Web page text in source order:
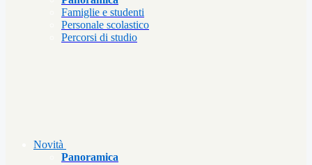
Famiglie e studenti
Personale scolastico
Percorsi di studio
Novità
Panoramica